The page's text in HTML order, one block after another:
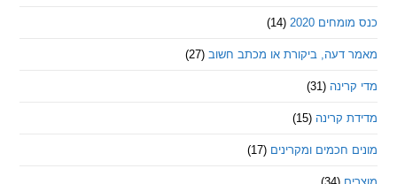
2020
(14)
ביקורת או מכתב חשוב (27)
(31)
קרינה (15)
חכמים ומקרינים (17)